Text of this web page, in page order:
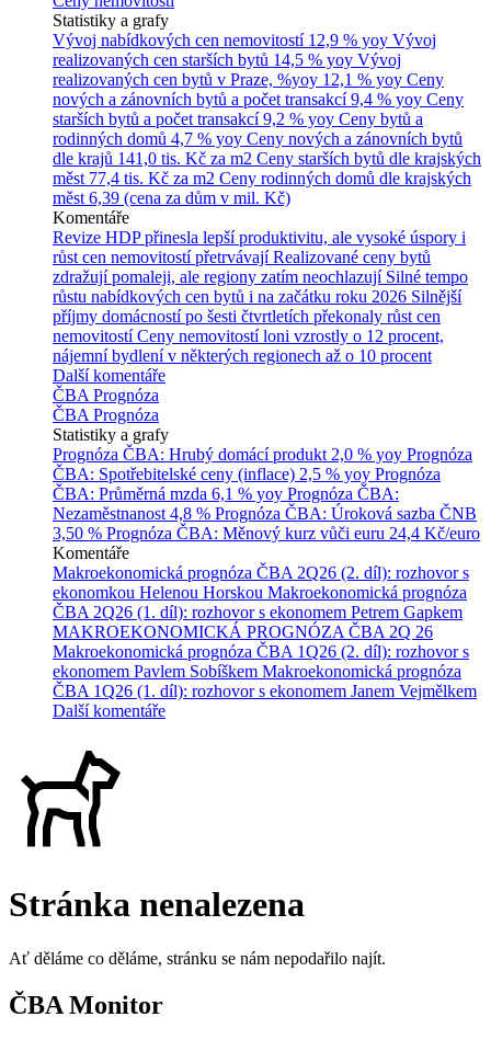
Statistiky a grafy
Vývoj nabídkových cen nemovitostí 12,9 % yoy Vývoj
realizovaných cen starších bytů 14,5 % yoy Vývoj
realizovaných cen bytů v Praze, %yoy 12,1 % yoy Ceny
nových a zánovních bytů a počet transakcí 9,4 % yoy Ceny
starších bytů a počet transakcí 9,2 % yoy Ceny bytů a
rodinných domů 4,7 % yoy Ceny nových a zánovních bytů
dle krajů 141,0 tis. Kč za m2 Ceny starších bytů dle krajských
měst 77,4 tis. Kč za m2 Ceny rodinných domů dle krajských
měst 6,39 (cena za dům v mil. Kč)
Komentáře
Revize HDP přinesla lepší produktivitu, ale vysoké úspory i
růst cen nemovitostí přetrvávají Realizované ceny bytů
zdražují pomaleji, ale regiony zatím neochlazují Silné tempo
růstu nabídkových cen bytů i na začátku roku 2026 Silnější
příjmy domácností po šesti čtvrtletích překonaly růst cen
nemovitostí Ceny nemovitostí loni vzrostly o 12 procent,
nájemní bydlení v některých regionech až o 10 procent
Další komentáře
ČBA Prognóza
ČBA Prognóza
Statistiky a grafy
Prognóza ČBA: Hrubý domácí produkt 2,0 % yoy Prognóza
ČBA: Spotřebitelské ceny (inflace) 2,5 % yoy Prognóza
ČBA: Průměrná mzda 6,1 % yoy Prognóza ČBA:
Nezaměstnanost 4,8 % Prognóza ČBA: Úroková sazba ČNB
3,50 % Prognóza ČBA: Měnový kurz vůči euru 24,4 Kč/euro
Komentáře
Makroekonomická prognóza ČBA 2Q26 (2. díl): rozhovor s
ekonomkou Helenou Horskou Makroekonomická prognóza
ČBA 2Q26 (1. díl): rozhovor s ekonomem Petrem Gapkem
MAKROEKONOMICKÁ PROGNÓZA ČBA 2Q 26
Makroekonomická prognóza ČBA 1Q26 (2. díl): rozhovor s
ekonomem Pavlem Sobíškem Makroekonomická prognóza
ČBA 1Q26 (1. díl): rozhovor s ekonomem Janem Vejmělkem
Další komentáře
Stránka nenalezena
Ať děláme co děláme, stránku se nám nepodařilo najít.
ČBA Monitor